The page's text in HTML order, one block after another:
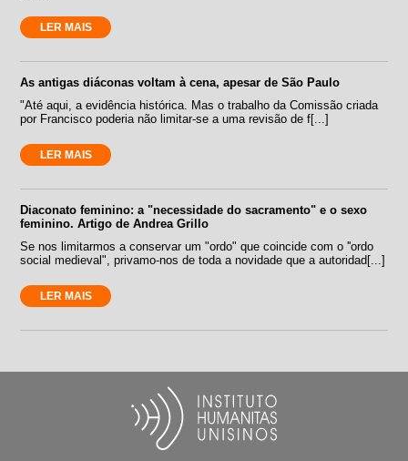
LER MAIS
As antigas diáconas voltam à cena, apesar de São Paulo
"Até aqui, a evidência histórica. Mas o trabalho da Comissão criada
por Francisco poderia não limitar-se a uma revisão de f[...]
LER MAIS
Diaconato feminino: a "necessidade do sacramento" e o sexo
feminino. Artigo de Andrea Grillo
Se nos limitarmos a conservar um "ordo" que coincide com o ''ordo
social medieval", privamo-nos de toda a novidade que a autoridad[...]
LER MAIS